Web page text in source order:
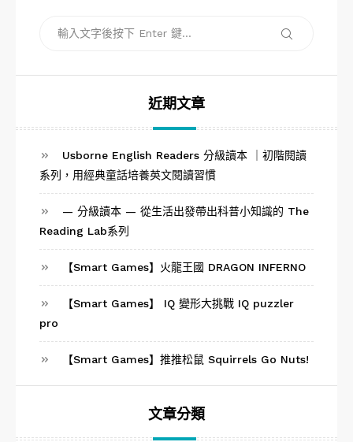
搜
近期文章
Usborne English Readers 分級讀本 ｜初階閱讀
系列，用經典童話培養英文閱讀習慣
— 分級讀本 — 從生活出發帶出科普小知識的 The
Reading Lab系列
【Smart Games】火龍王國 DRAGON INFERNO
【Smart Games】 IQ 變形大挑戰 IQ puzzler
pro
【Smart Games】推推松鼠 Squirrels Go Nuts!
文章分類